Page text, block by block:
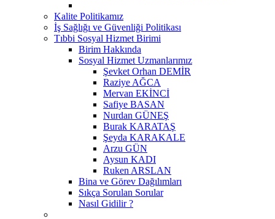
Kalite Politikamız
İş Sağlığı ve Güvenliği Politikası
Tıbbi Sosyal Hizmet Birimi
Birim Hakkında
Sosyal Hizmet Uzmanlarımız
Şevket Orhan DEMİR
Raziye AĞCA
Mervan EKİNCİ
Safiye BASAN
Nurdan GÜNEŞ
Burak KARATAŞ
Şeyda KARAKALE
Arzu GÜN
Aysun KADI
Ruken ARSLAN
Bina ve Görev Dağılımları
Sıkça Sorulan Sorular
Nasıl Gidilir ?